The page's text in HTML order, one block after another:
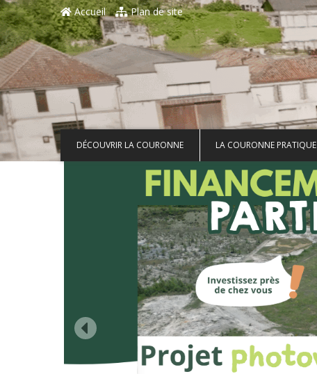
Aller au contenu principal
Accueil
Plan de site
DÉCOUVRIR LA COURONNE LA COURONNE PRATIQUE